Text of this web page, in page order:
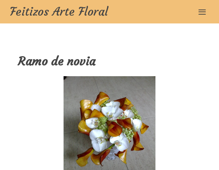
Feitizos Arte Floral
Ramo de novia